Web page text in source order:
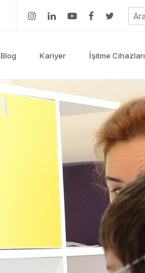
Blog Kariyer İşitme Cihazları